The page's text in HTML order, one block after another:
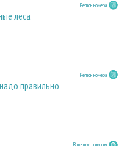
Регион номера
леса
Регион номера
правильно